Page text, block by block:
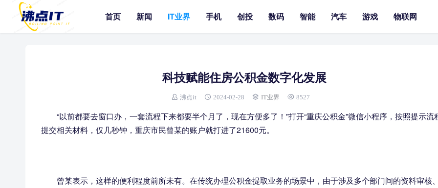
首页 新闻 IT业界 手机 创投 数码 智能 汽车 游戏 物联网
科技赋能住房公积金数字化发展
沸点it 2024-02-28 IT业界 8527
“以前都要去窗口办，一套流程下来都要半个月了，现在方便多了！”打开“重庆公积金”微信小程序，按照提示流
提交相关材料，仅几秒钟，重庆市民曾某的账户就打进了21600元。
曾某表示，这样的便利程度前所未有。在传统办理公积金提取业务的场景中，由于涉及多个部门间的资料审核